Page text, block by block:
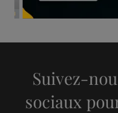
Suivez-
sociaux